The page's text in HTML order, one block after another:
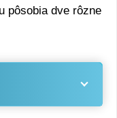
pôsobia dve rôzne